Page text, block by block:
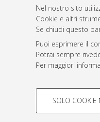
Nel nostro sito
Cookie e altri
Se chiudi questo
Puoi esprimere il
Potrai sempre
Per maggiori
COOKIE DI
SOLO COOKIE
Atom
Rss 1.0
Rss 2.0
©